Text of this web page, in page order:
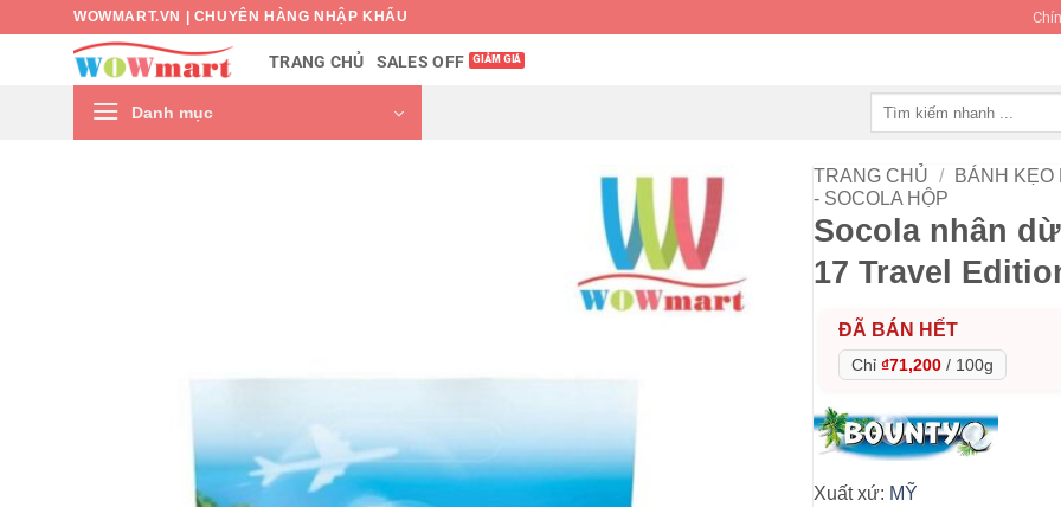
WOWMART.VN | CHUYÊN HÀNG NHẬP KHẨU
TRANG CHỦ SALES OFF
Danh mục
TRANG CHỦ /
BÁNH KẸO
- SOCOLA HỘP
Socola nhân
17 Travel
ĐÃ BÁN HẾT
Chỉ ₫71,200 / 100g
Xuất xứ: MỸ